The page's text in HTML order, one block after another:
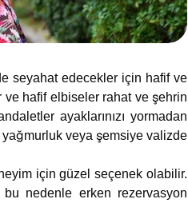
seyahat edecekler için hafif ve
ve hafif elbiseler rahat ve şehrin
ayaklarınızı yormadan
yağmurluk veya şemsiye valizde
için güzel seçenek olabilir.
nedenle erken rezervasyon